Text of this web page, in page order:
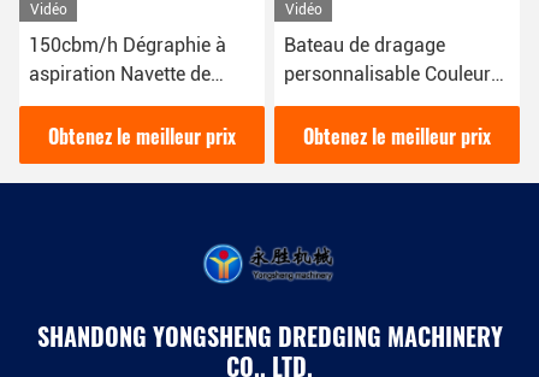
Vidéo
150cbm/h Dégraphie à
aspiration Navette de
dragueuse de couleur
rouge utilisée pour la
machine de drague de
rivière
Obtenez le meilleur prix
Vidéo
Bateau de dragage
personnalisable Couleur
rouge pour l'entretien et la
construction des voies
navigables Système
hydraulique
Obtenez le meilleur prix
SHANDONG YONGSHENG DREDGING MACHINERY
CO., LTD.